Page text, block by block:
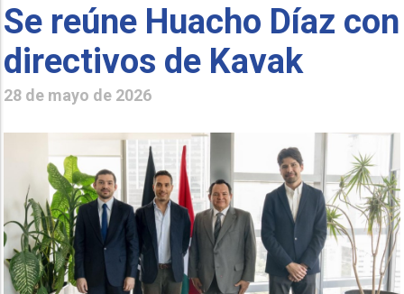
Se reúne Huacho Díaz con
directivos de Kavak
28 de mayo de 2026